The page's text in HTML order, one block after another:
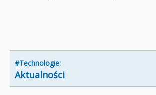
#Technologie:
Aktualności